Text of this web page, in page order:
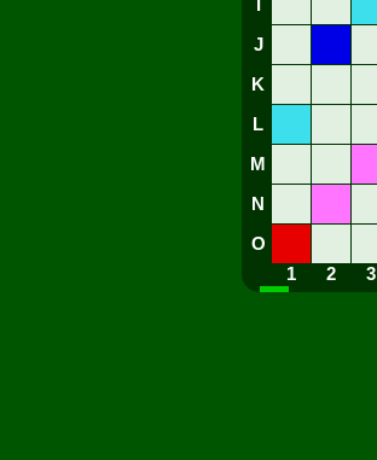
J
K
L
M
N
O
1
2 3